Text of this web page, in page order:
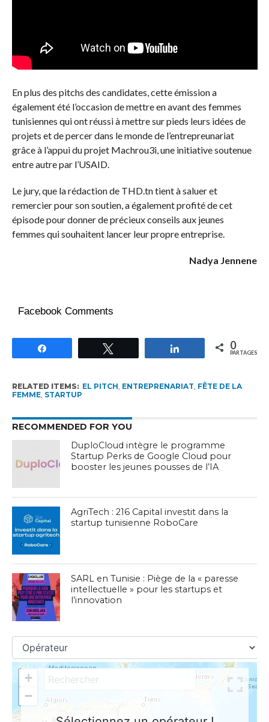
En plus des pitchs des candidates, cette émission a
également été l’occasion de mettre en avant des femmes
tunisiennes qui ont réussi à mettre sur pieds leurs idées de
projets et de percer dans le monde de l’entrepreunariat
grâce à l’appui du projet Machrou3i, une initiative soutenue
entre autre par l’USAID.
Le jury, que la rédaction de THD.tn tient à saluer et
remercier pour son soutien, a également profité de cet
épisode pour donner de précieux conseils aux jeunes
femmes qui souhaitent lancer leur propre entreprise.
Nadya Jennene
Facebook Comments
Partagez 0
PARTAGES
RELATED ITEMS: EL PITCH, ENTREPRENARIAT, FÊTE DE LA
FEMME, STARTUP
RECOMMENDED FOR YOU
DuploCloud intègre le programme
Startup Perks de Google Cloud pour
booster les jeunes pousses de l’IA
AgriTech : 216 Capital investit dans la
startup tunisienne RoboCare
SARL en Tunisie : Piège de la « paresse
intellectuelle » pour les startups et
l’innovation